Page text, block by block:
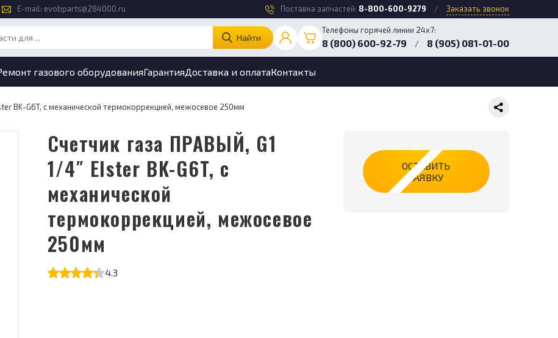
E-mail: evobparts@284000.ru Поставка запчастей: 8-800-600-9279 / Заказать звонок
Найти
Телефоны горячей линии 24х7:
8 (800) 600-92-79 / 8 (905) 081-01-00
газового оборудованияГарантияДоставка и оплатаКонтакты
BK-G6T, с механической термокоррекцией, межосевое 250мм
Счетчик газа ПРАВЫЙ, G1
1/4″ Elster BK-G6T, с
механической
термокоррекцией, межосевое
250мм
4.3
ОСТАВИТЬ
ЗАЯВКУ